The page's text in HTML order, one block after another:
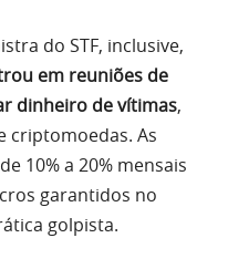
do STF, inclusive,
em reuniões de
dinheiro de vítimas,
criptomoedas. As
10% a 20% mensais
garantidos no
golpista.